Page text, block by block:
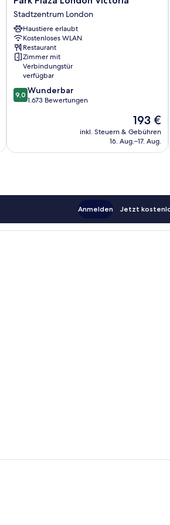
Plaza
London
Victoria
Stadtzentrum
London
Stadtzentrum London
Haustiere erlaubt
Kostenloses WLAN
Restaurant
Zimmer mit
Verbindungstür
verfügbar
9.0
von
9,0 Wunderbar
1.673 Bewertungen
Der
Preis
beträgt
193 €
inkl. Steuern & Gebühren
16. Aug.–17. Aug.
Anmelden Jetzt